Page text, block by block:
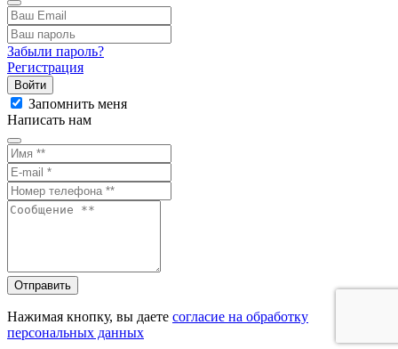
Забыли пароль?
Регистрация
Войти
Запомнить меня
Написать нам
Отправить
Нажимая кнопку, вы даете согласие на обработку
персональных данных